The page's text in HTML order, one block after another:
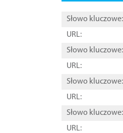
Słowo kluczowe:
URL:
Słowo kluczowe:
URL:
Słowo kluczowe:
URL:
Słowo kluczowe:
URL: